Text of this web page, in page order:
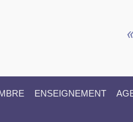
ENSEIGNEMENT